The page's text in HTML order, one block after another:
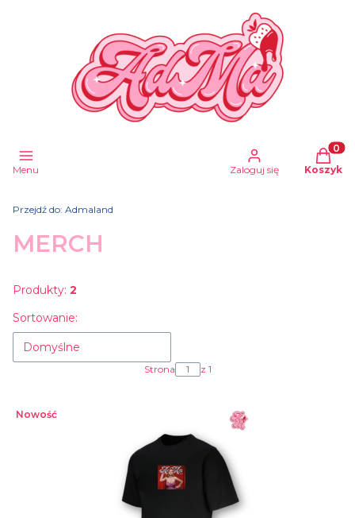
Menu Zaloguj się Koszyk
Przejdź do: Admaland
MERCH
Produkty: 2
Lista produktów
Sortowanie:
Domyślne
Strona z 1
Nowość